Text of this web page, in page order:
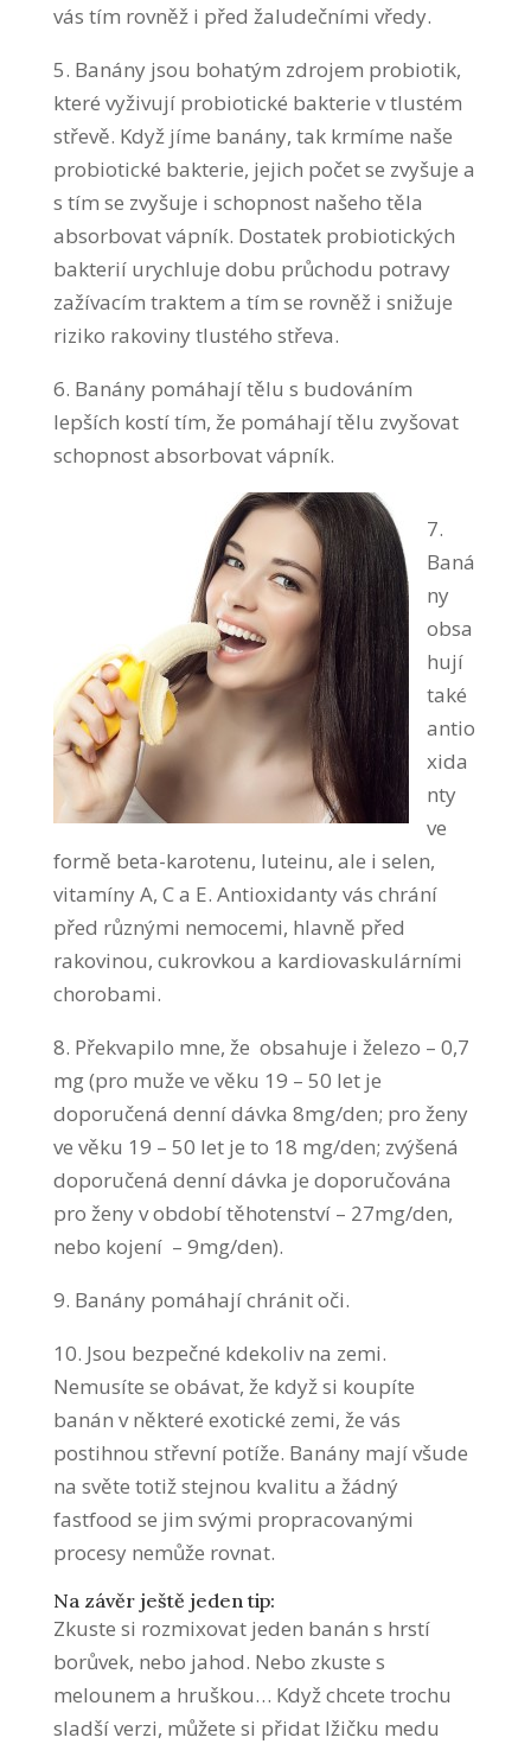
vás tím rovněž i před žaludečními vředy.
5. Banány jsou bohatým zdrojem probiotik,
které vyživují probiotické bakterie v tlustém
střevě. Když jíme banány, tak krmíme naše
probiotické bakterie, jejich počet se zvyšuje a
s tím se zvyšuje i schopnost našeho těla
absorbovat vápník. Dostatek probiotických
bakterií urychluje dobu průchodu potravy
zažívacím traktem a tím se rovněž i snižuje
riziko rakoviny tlustého střeva.
6. Banány pomáhají tělu s budováním
lepších kostí tím, že pomáhají tělu zvyšovat
schopnost absorbovat vápník.
7.
Baná
ny
obsa
hují
také
antio
xida
nty
ve
formě beta-karotenu, luteinu, ale i selen,
vitamíny A, C a E. Antioxidanty vás chrání
před různými nemocemi, hlavně před
rakovinou, cukrovkou a kardiovaskulárními
chorobami.
8. Překvapilo mne, že obsahuje i železo – 0,7
mg (pro muže ve věku 19 – 50 let je
doporučená denní dávka 8mg/den; pro ženy
ve věku 19 – 50 let je to 18 mg/den; zvýšená
doporučená denní dávka je doporučována
pro ženy v období těhotenství – 27mg/den,
nebo kojení – 9mg/den).
9. Banány pomáhají chránit oči.
10. Jsou bezpečné kdekoliv na zemi.
Nemusíte se obávat, že když si koupíte
banán v některé exotické zemi, že vás
postihnou střevní potíže. Banány mají všude
na světe totiž stejnou kvalitu a žádný
fastfood se jim svými propracovanými
procesy nemůže rovnat.
Na závěr ještě jeden tip:
Zkuste si rozmixovat jeden banán s hrstí
borůvek, nebo jahod. Nebo zkuste s
melounem a hruškou… Když chcete trochu
sladší verzi, můžete si přidat lžičku medu